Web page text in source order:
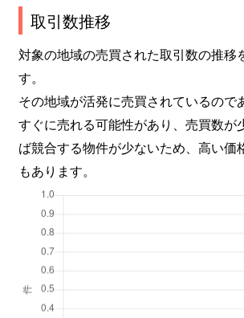
取引数推移
対象の地域の売買された取引数の推移
す。
その地域が活発に売買されているので
すぐに売れる可能性があり、売買数が
ば競合する物件が少ないため、高い価
もあります。